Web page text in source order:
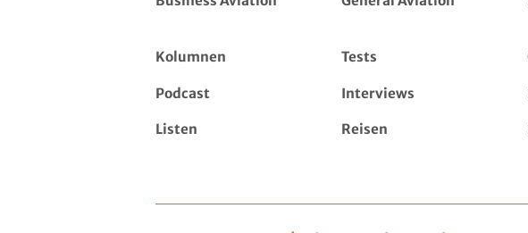
Kolumnen Tests
Podcast Interviews
Listen Reisen